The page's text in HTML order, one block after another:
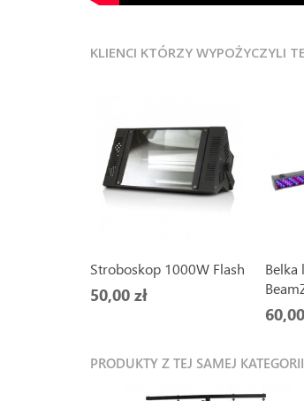
KLIENCI KTÓRZY WYPOŻYCZYLI
Stroboskop 1000W Flash
50,00 zł
Belka
PRODUKTY Z TEJ SAMEJ KATEGORII